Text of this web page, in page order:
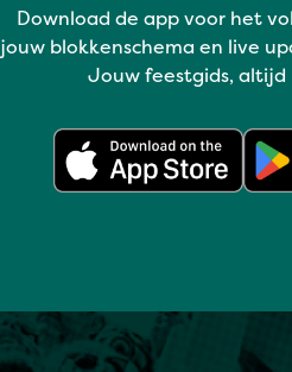
Download de app voor het
jouw blokkenschema en live
Jouw feestgids, altijd